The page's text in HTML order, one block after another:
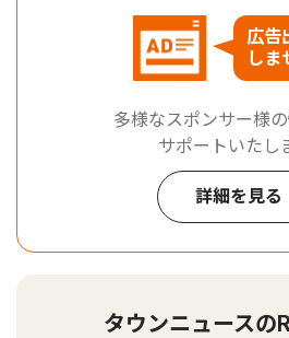
広告
しま
多様なスポンサー様
サポートいたし
詳細を見る
タウンニュースの